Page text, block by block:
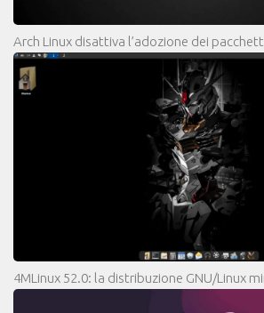
Arch Linux disattiva l’adozione dei
4MLinux 52.0: la distribuzione GNU/Linux